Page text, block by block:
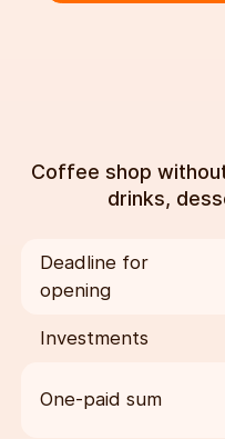
Coffee shop
drinks,
Deadline for
opening
Investments
One-paid sum